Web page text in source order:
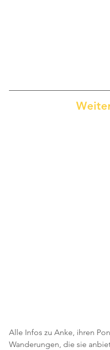
Alle Infos zu Anke, ihren
Wanderungen, die sie